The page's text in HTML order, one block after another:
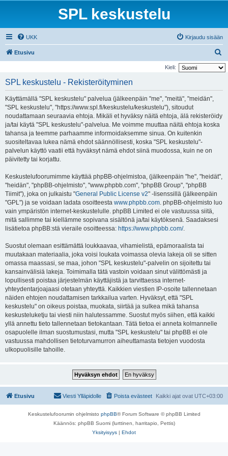
SPL keskustelu
UKK Kirjaudu sisään
Etusivu
t
Kieli:
SPL keskustelu - Rekisteröityminen
Käyttämällä "SPL keskustelu" palvelua (jälkeenpäin "me", "meitä", "meidän",
"SPL keskustelu", "https://www.spl.fi/keskustelu/keskustelu"), sitoudut
noudattamaan seuraavia ehtoja. Mikäli et hyväksy näitä ehtoja, älä rekisteröidy
ja/tai käytä "SPL keskustelu"-palvelua. Me voimme muuttaa näitä ehtoja koska
tahansa ja teemme parhaamme informoidaksemme sinua. On kuitenkin
suositeltavaa lukea nämä ehdot säännöllisesti, koska "SPL keskustelu"-
palvelun käyttö vaatii että hyväksyt nämä ehdot siinä muodossa, kuin ne on
päivitetty tai korjattu.
Keskustelufoorumimme käyttää phpBB-ohjelmistoa, (jälkeenpäin "he", "heidät",
"heidän", "phpBB-ohjelmisto", "www.phpbb.com", "phpBB Group", "phpBB
Tiimit"), joka on julkaistu "General Public License v2" -lisenssillä (jälkeenpäin
"GPL") ja se voidaan ladata osoitteesta www.phpbb.com. phpBB-ohjelmisto luo
vain ympäristön internet-keskustelulle. phpBB Limited ei ole vastuussa siitä,
mitä sallimme tai kiellämme sopivana sisältönä ja/tai käytöksenä. Saadaksesi
lisätietoa phpBB:stä vieraile osoitteessa: https://www.phpbb.com/.
Suostut olemaan esittämättä loukkaavaa, vihamielistä, epämoraalista tai
muutakaan materiaalia, joka voisi loukata voimassa olevia lakeja oli se sitten
omassa maassasi, se maa, johon "SPL keskustelu"-palvelin on sijoitettu tai
kansainvälisiä lakeja. Toimimalla tätä vastoin voidaan sinut välittömästi ja
lopullisesti poistaa järjestelmän käyttäjistä ja tarvittaessa internet-
yhteydentarjoajaasi otetaan yhteyttä. Kaikkien viestien IP-osoite tallennetaan
näiden ehtojen noudattamisen tarkkailua varten. Hyväksyt, että "SPL
keskustelu" on oikeus poistaa, muokata, siirtää ja sulkea mikä tahansa
keskusteluketju tai viesti niin halutessamme. Suostut myös siihen, että kaikki
yllä annettu tieto tallennetaan tietokantaan. Tätä tietoa ei anneta kolmannelle
osapuolelle ilman suostumustasi, mutta "SPL keskustelu" tai phpBB ei ole
vastuussa mahdollisen tietoturvamurron aiheuttamasta tietojen vuodosta
ulkopuolisille tahoille.
Etusivu Kaikki ajat ovat UTC+03:00
Poista evästeet
Viesti Ylläpidolle
Keskustelufoorumin ohjelmisto phpBB® Forum Software © phpBB Limited
Käännös: phpBB Suomi (lurttinen, harritapio, Pettis)
Yksityisyys | Ehdot